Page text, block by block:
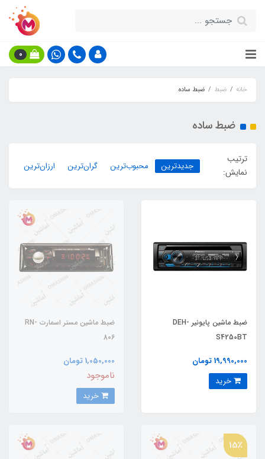
0
خانه ضبط ضبط ساده
ضبط ساده
ترتیب
نمایش:
جدیدترین محبوب‌ترین گران‌ترین ارزان‌ترین
ضبط ماشین پایونیر DEH-
S4250BT
19,990,000 تومان
ضبط ماشین مستر اسمارت RN-
806
1,050,000 تومان
ناموجود
15٪